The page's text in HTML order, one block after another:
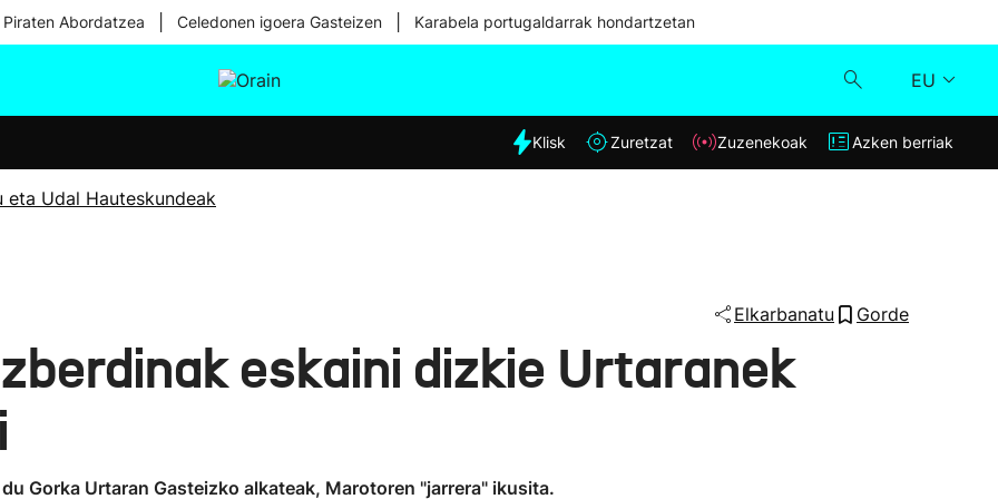
Abordatzea Celedonen igoera Gasteizen Karabela portugaldarrak hondartzetan
EU
Eguraldia
Klisk
Klisk Zuretzat Zuzenekoak Azken berriak
eta Udal Hauteskundeak
Elkarbanatu Gorde
eskaini dizkie Urtaranek
Gorka Urtaran Gasteizko alkateak, Marotoren "jarrera" ikusita.